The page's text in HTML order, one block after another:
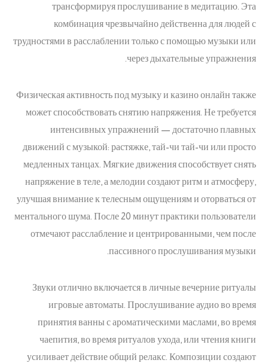
трансформируя прослушивание в медитацию. Эта
комбинация чрезвычайно действенна для людей с
трудностями в расслаблении только с помощью музыки или
через дыхательные упражнения.
Физическая активность под музыку и казино онлайн также
может способствовать снятию напряжения. Не требуется
интенсивных упражнений — достаточно плавных
движений с музыкой: растяжке, тай-чи тай-чи или просто
медленных танцах. Мягкие движения способствует снять
напряжение в теле, а мелодии создают ритм и атмосферу,
улучшая внимание к телесным ощущениям и оторваться от
ментального шума. После 20 минут практики пользователи
отмечают расслабление и центрированными, чем после
пассивного прослушивания музыки.
Звуки отлично включается в личные вечерние ритуалы
игровые автоматы. Прослушивание аудио во время
принятия ванны с ароматическими маслами, во время
чаепития, во время ритуалов ухода, или чтения книги
усиливает действие общий релакс. Композиции создают